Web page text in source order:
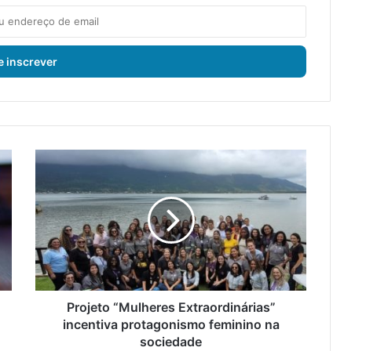
P
o
j
e
t
o
“
M
Projeto “Mulheres Extraordinárias”
incentiva protagonismo feminino na
sociedade